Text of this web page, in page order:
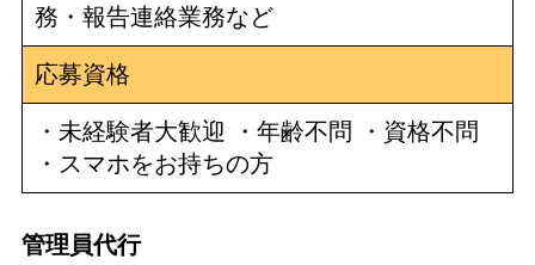
務・報告連絡業務など
応募資格
・未経験者大歓迎 ・年齢不問 ・資格不問
・スマホをお持ちの方
管理員代行